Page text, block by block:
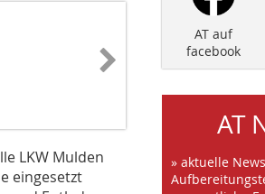
LKW Mulden
eingesetzt
AT auf
facebook
AT
» aktuelle